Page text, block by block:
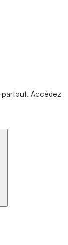
partout. Accédez